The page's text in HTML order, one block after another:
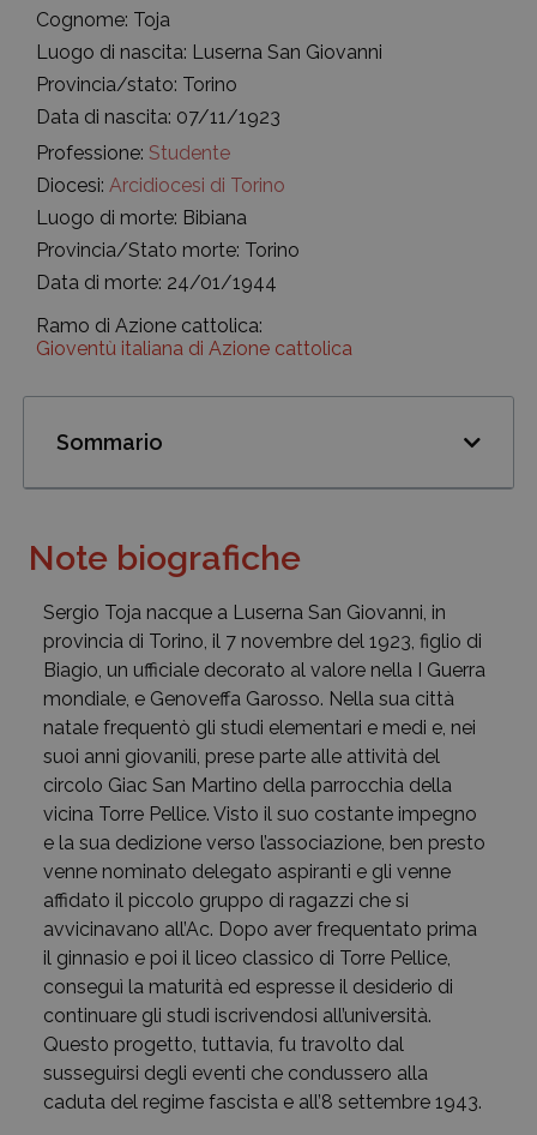
Cognome: Toja
Luogo di nascita: Luserna San Giovanni
Provincia/stato: Torino
Data di nascita: 07/11/1923
Professione: Studente
Diocesi: Arcidiocesi di Torino
Luogo di morte: Bibiana
Provincia/Stato morte: Torino
Data di morte: 24/01/1944
Ramo di Azione cattolica:
Gioventù italiana di Azione cattolica
Sommario
Note biografiche
Sergio Toja nacque a Luserna San Giovanni, in
provincia di Torino, il 7 novembre del 1923, figlio di
Biagio, un ufficiale decorato al valore nella I Guerra
mondiale, e Genoveffa Garosso. Nella sua città
natale frequentò gli studi elementari e medi e, nei
suoi anni giovanili, prese parte alle attività del
circolo Giac San Martino della parrocchia della
vicina Torre Pellice. Visto il suo costante impegno
e la sua dedizione verso l’associazione, ben presto
venne nominato delegato aspiranti e gli venne
affidato il piccolo gruppo di ragazzi che si
avvicinavano all’Ac. Dopo aver frequentato prima
il ginnasio e poi il liceo classico di Torre Pellice,
conseguì la maturità ed espresse il desiderio di
continuare gli studi iscrivendosi all’università.
Questo progetto, tuttavia, fu travolto dal
susseguirsi degli eventi che condussero alla
caduta del regime fascista e all’8 settembre 1943.